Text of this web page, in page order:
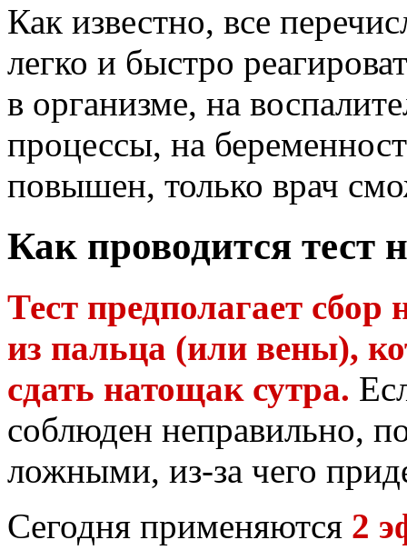
Как известно, все
легко и быстро
в организме, на
процессы, на
повышен, только врач
Как проводится тест
Тест предполагает
из пальца (или вены),
сдать натощак сутра.
соблюден неправильно,
ложными, из-за чего
Сегодня применяются 2